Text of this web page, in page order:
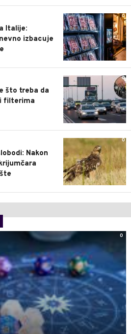
0
Italije:
izbacuje
0
što treba da
filterima
0
Nakon
0